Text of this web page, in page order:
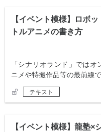
【イベント模様】ロボ
トルアニメの書き方
「シナリオランド」では
ニメや特撮作品等の最前線
テキスト
【イベント模様】龍塾×